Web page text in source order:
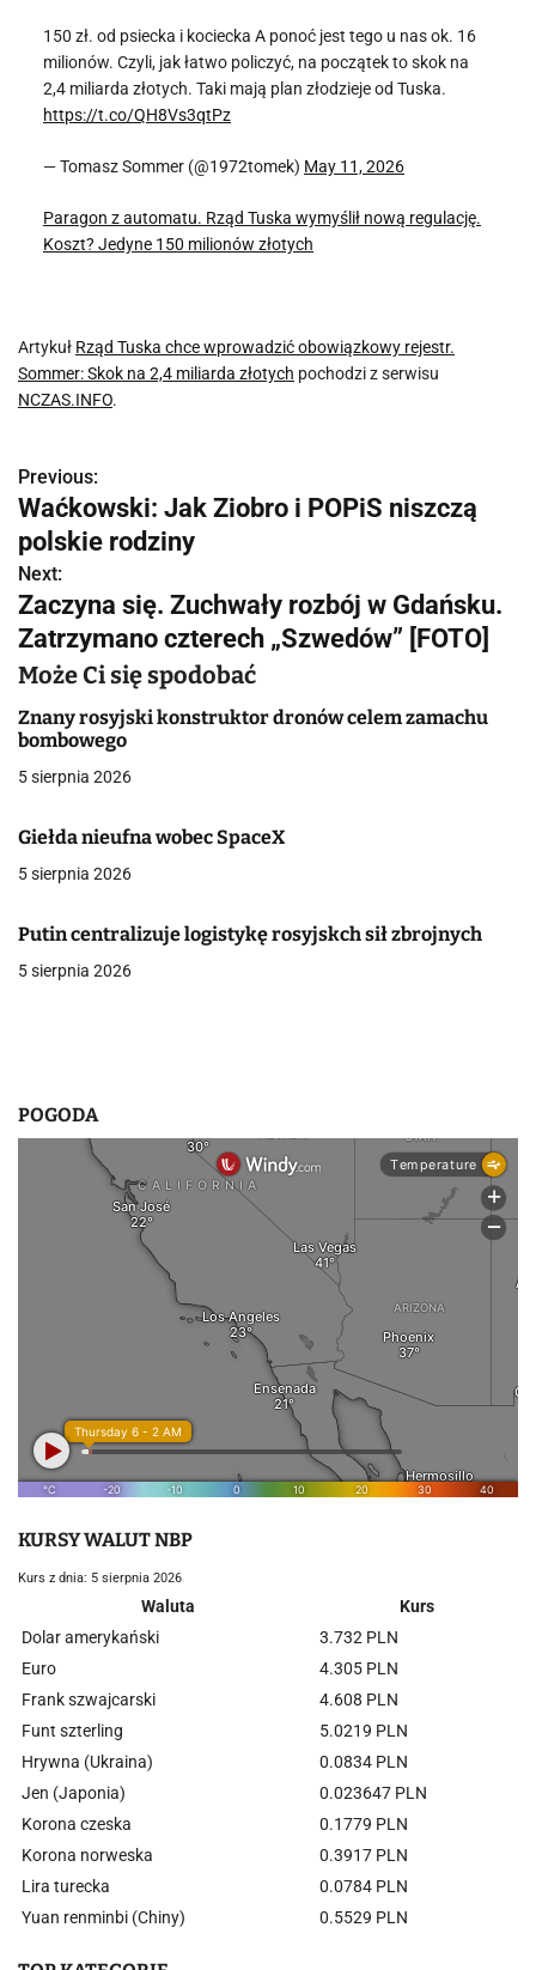
150 zł. od psiecka i kociecka A ponoć jest tego u nas ok. 16
milionów. Czyli, jak łatwo policzyć, na początek to skok na
2,4 miliarda złotych. Taki mają plan złodzieje od Tuska.
https://t.co/QH8Vs3qtPz
— Tomasz Sommer (@1972tomek) May 11, 2026
Paragon z automatu. Rząd Tuska wymyślił nową regulację.
Koszt? Jedyne 150 milionów złotych
Artykuł Rząd Tuska chce wprowadzić obowiązkowy rejestr.
Sommer: Skok na 2,4 miliarda złotych pochodzi z serwisu
NCZAS.INFO.
N
a
w
i
g
a
c
a
p
i
Previous:
Waćkowski: Jak Ziobro i POPiS niszczą
polskie rodziny
Next:
Zaczyna się. Zuchwały rozbój w Gdańsku.
Zatrzymano czterech „Szwedów” [FOTO]
Może Ci się spodobać
Znany rosyjski konstruktor dronów celem zamachu
bombowego
5 sierpnia 2026
Giełda nieufna wobec SpaceX
5 sierpnia 2026
Putin centralizuje logistykę rosyjskch sił zbrojnych
5 sierpnia 2026
POGODA
KURSY WALUT NBP
Kurs z dnia: 5 sierpnia 2026
Waluta
Kurs
Dolar amerykański
3.732 PLN
Euro
4.305 PLN
Frank szwajcarski
4.608 PLN
Funt szterling
5.0219 PLN
Hrywna (Ukraina)
0.0834 PLN
Jen (Japonia)
0.023647 PLN
Korona czeska
0.1779 PLN
Korona norweska
0.3917 PLN
Lira turecka
0.0784 PLN
Yuan renminbi (Chiny)
0.5529 PLN